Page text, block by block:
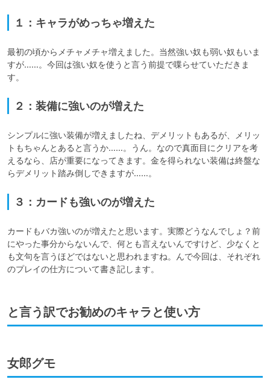
１：キャラがめっちゃ増えた
最初の頃からメチャメチャ増えました。当然強い奴も弱い奴もいま
すが……。今回は強い奴を使うと言う前提で喋らせていただきま
す。
２：装備に強いのが増えた
シンプルに強い装備が増えましたね、デメリットもあるが、メリッ
トもちゃんとあると言うか……。うん。なので真面目にクリアを考
えるなら、店が重要になってきます。金を得られない装備は終盤な
らデメリット踏み倒しできますが……。
３：カードも強いのが増えた
カードもバカ強いのが増えたと思います。実際どうなんでしょ？前
にやった事分からないんで、何とも言えないんですけど、少なくと
も文句を言うほどではないと思われますね。んで今回は、それぞれ
のプレイの仕方について書き記します。
と言う訳でお勧めのキャラと使い方
女郎グモ